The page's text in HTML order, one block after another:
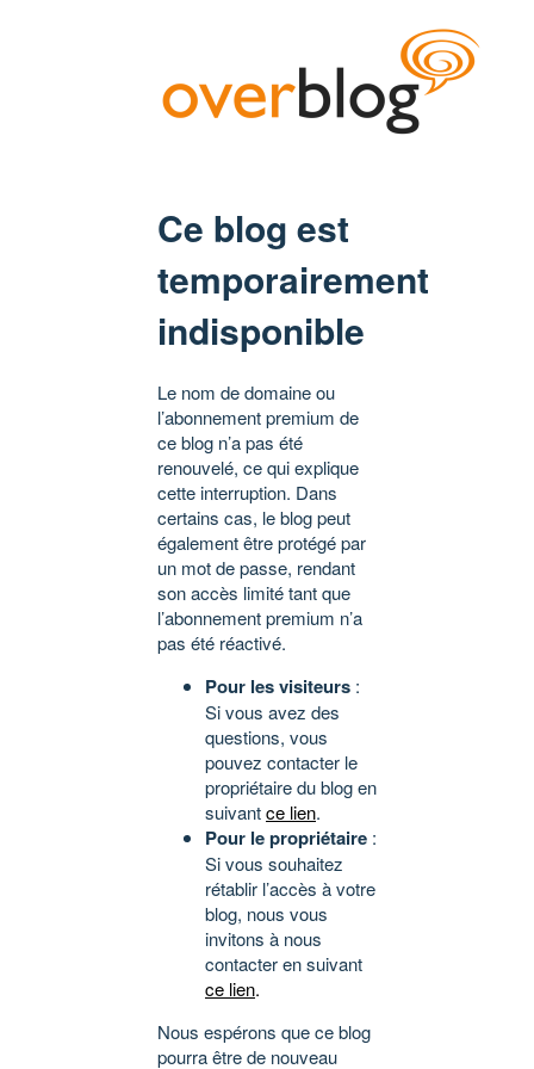
Ce blog est
temporairement
indisponible
Le nom de domaine ou
l’abonnement premium de
ce blog n’a pas été
renouvelé, ce qui explique
cette interruption. Dans
certains cas, le blog peut
également être protégé par
un mot de passe, rendant
son accès limité tant que
l’abonnement premium n’a
pas été réactivé.
Pour les visiteurs :
Si vous avez des
questions, vous
pouvez contacter le
propriétaire du blog en
suivantce lien.
Pour le propriétaire :
Si vous souhaitez
rétablir l’accès à votre
blog, nous vous
invitons à nous
contacter en suivant
ce lien.
Nous espérons que ce blog
pourra être de nouveau